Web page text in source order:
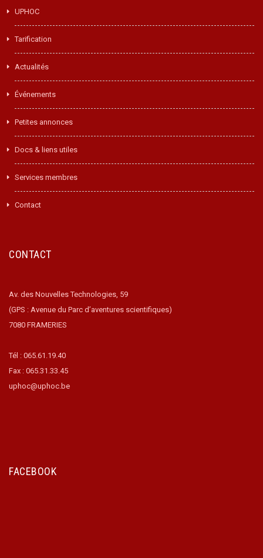
UPHOC
Tarification
Actualités
Événements
Petites annonces
Docs & liens utiles
Services membres
Contact
CONTACT
Av. des Nouvelles Technologies, 59
(GPS : Avenue du Parc d’aventures scientifiques)
7080 FRAMERIES
Tél : 065.61.19.40
Fax : 065.31.33.45
uphoc@uphoc.be
FACEBOOK